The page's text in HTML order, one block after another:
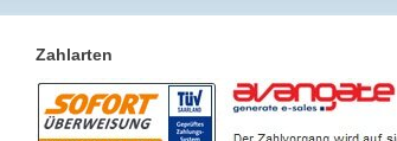
Zahlarten